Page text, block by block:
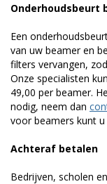
Onderhoudsbeurt
Een
van uw beamer en
filters vervangen,
Onze specialisten
49,00 per beamer.
nodig, neem dan
voor beamers kunt
Achteraf betalen
Bedrijven, scholen